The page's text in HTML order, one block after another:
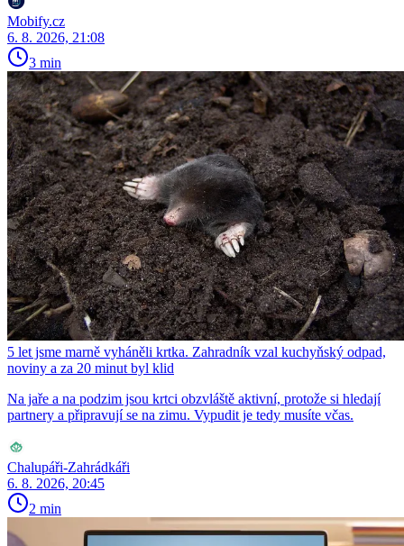
Mobify.cz
6. 8. 2026, 21:08
3 min
5 let jsme marně vyháněli krtka. Zahradník vzal kuchyňský odpad,
noviny a za 20 minut byl klid
Na jaře a na podzim jsou krtci obzvláště aktivní, protože si hledají
partnery a připravují se na zimu. Vypudit je tedy musíte včas.
Chalupáři-Zahrádkáři
6. 8. 2026, 20:45
2 min